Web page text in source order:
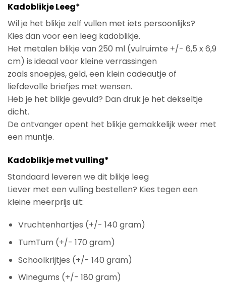
Kadoblikje Leeg*
Wil je het blikje zelf vullen met iets persoonlijks?
Kies dan voor een leeg kadoblikje.
Het metalen blikje van 250 ml (vulruimte +/- 6,5 x 6,9
cm) is ideaal voor kleine verrassingen
zoals snoepjes, geld, een klein cadeautje of
liefdevolle briefjes met wensen.
Heb je het blikje gevuld? Dan druk je het dekseltje
dicht.
De ontvanger opent het blikje gemakkelijk weer met
een muntje.
Kadoblikje met vulling*
Standaard leveren we dit blikje leeg
Liever met een vulling bestellen? Kies tegen een
kleine meerprijs uit:
Vruchtenhartjes (+/- 140 gram)
TumTum (+/- 170 gram)
Schoolkrijtjes (+/- 140 gram)
Winegums (+/- 180 gram)